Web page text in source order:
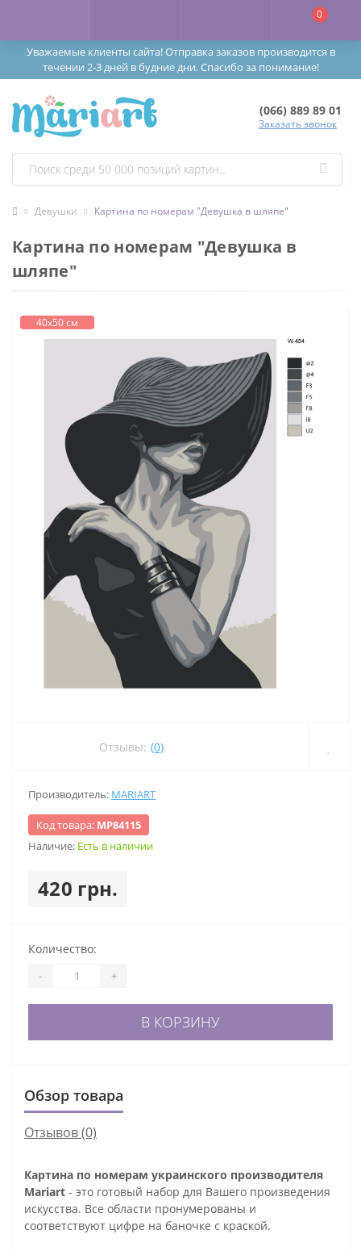
Уважаемые клиенты сайта! Отправка заказов производится в
течении 2-3 дней в будние дни. Спасибо за понимание!
0
(066) 889 89 01
Заказать звонок
Девушки Картина по номерам "Девушка в шляпе"
Картина по номерам "Девушка в
шляпе"
40х50 см
Отзывы: (0)
Производитель: MARIART
Код товара: МР84115
Наличие: Есть в наличии
420 грн.
Количество:
- +
В КОРЗИНУ
Обзор товара
Отзывов (0)
Картина по номерам украинского производителя
Mariart - это готовый набор для Вашего произведения
искусства. Все области пронумерованы и
соответствуют цифре на баночке с краской.